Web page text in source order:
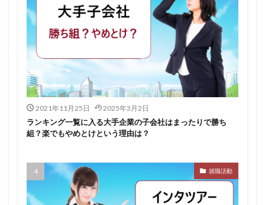
2021年11月25日 2025年3月2日
ランキング一覧に入る大手企業の子会社はまったりで勝ち
組？楽でもやめとけという理由は？
就職活動
比較 正社員 業界診断
業界別
株式会社リアライブ
株式会社パフ
体育会
11月
アプリ
インターンシップ
インターン
イロダスサロン
イベント いつから
いくら
いくつ
いい就職ドットコム
アスリートエージェント
インタツアー
あさがくナビ
あきらめ
アカリク就職エージェント
UZUZ
URL unistyle
インターンシップガイド
ウズキャリ
TSUNORU
キャリch
キャンパスキャリア
キャリチャン